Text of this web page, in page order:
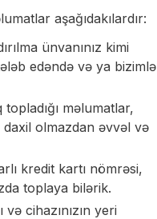
aşağıdakılardır:
ünvanınız kimi
edəndə və ya bizimlə
məlumatlar,
olmazdan əvvəl və
kredit kartı nömrəsi,
toplaya bilərik.
cihazınızın yeri